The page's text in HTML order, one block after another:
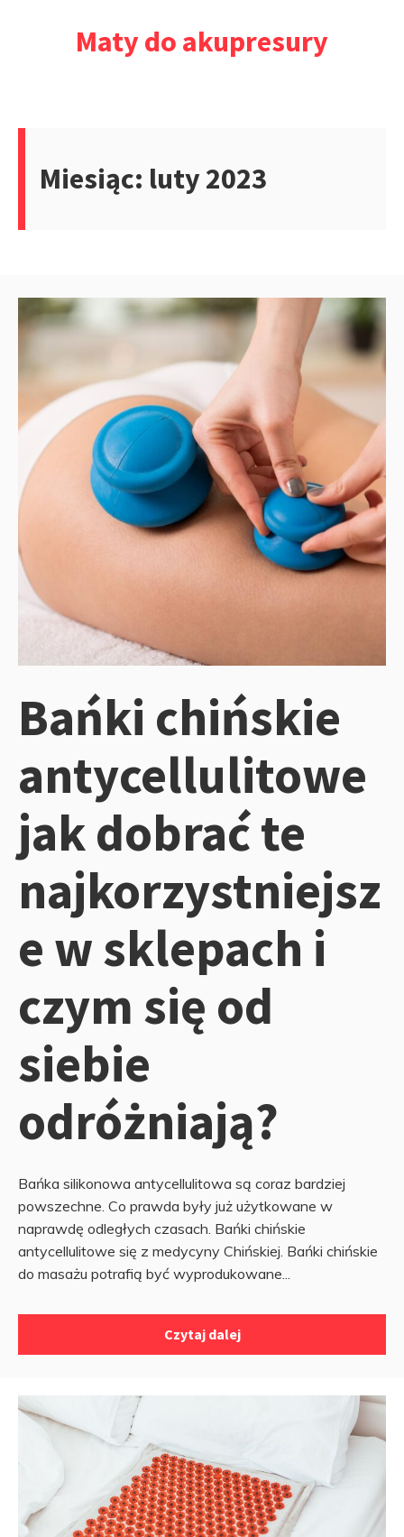
Maty do akupresury
Miesiąc: luty 2023
Bańki chińskie
antycellulitowe
jak dobrać te
najkorzystniejsz
e w sklepach i
czym się od
siebie
odróżniają?
Bańka silikonowa antycellulitowa są coraz bardziej
powszechne. Co prawda były już użytkowane w
naprawdę odległych czasach. Bańki chińskie
antycellulitowe się z medycyny Chińskiej. Bańki chińskie
do masażu potrafią być wyprodukowane...
Czytaj dalej